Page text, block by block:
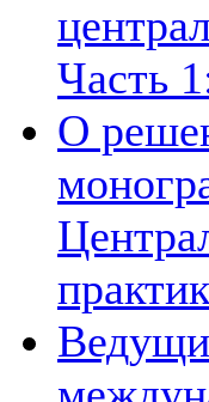
Часть
О